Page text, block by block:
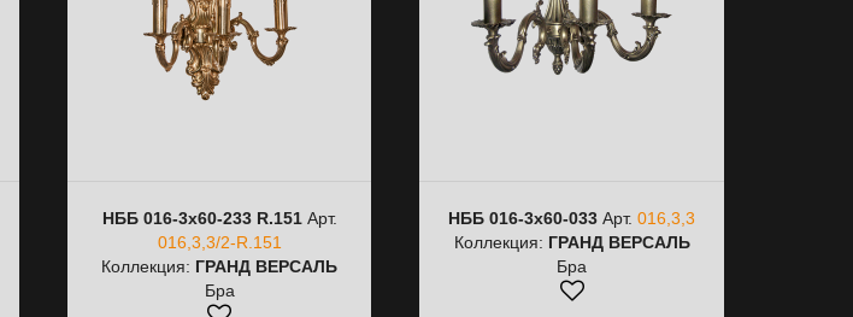
НББ 016-3х60-233 R.151Арт.
016,3,3/2-R.151
Коллекция: ГРАНД ВЕРСАЛЬ
Бра
НББ 016-3х60-033 Арт.016,3,3
Коллекция: ГРАНД ВЕРСАЛЬ
Бра